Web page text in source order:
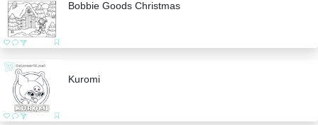
Bobbie Goods Christmas
Kuromi